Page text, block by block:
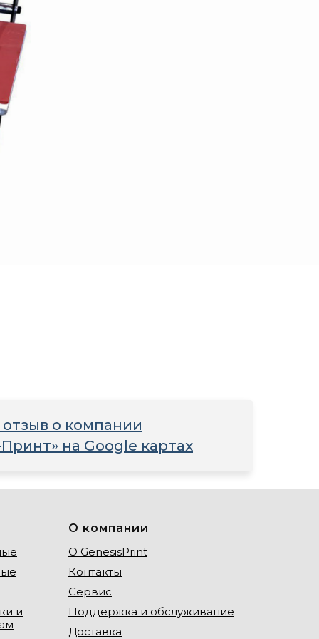
о компании
на Google картах
и
О компании
О GenesisPrint
Контакты
Сервис
Поддержка и обслуживание
Доставка